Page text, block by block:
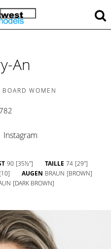
An
WOMEN
Instagram
90 [35½''] TAILLE 74 [29'']
[10] AUGEN BRAUN [BROWN]
[DARK BROWN]